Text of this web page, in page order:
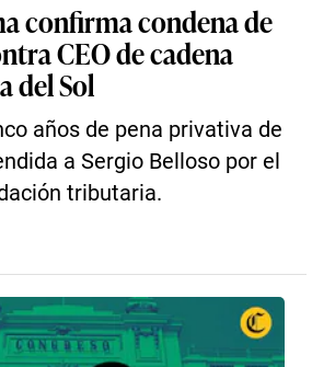
confirma condena de
CEO de cadena
del Sol
años de pena privativa de
a Sergio Belloso por el
tributaria.